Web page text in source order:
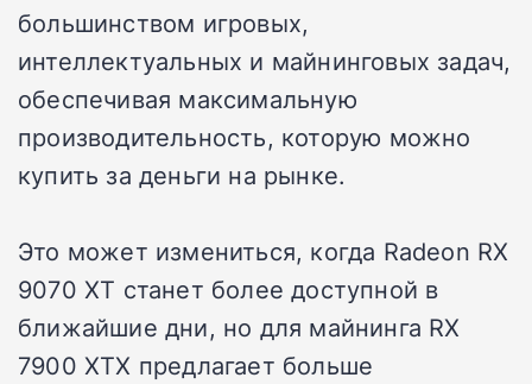
большинством игровых,
интеллектуальных и майнинговых задач,
обеспечивая максимальную
производительность, которую можно
купить за деньги на рынке.
Это может измениться, когда Radeon RX
9070 XT станет более доступной в
ближайшие дни, но для майнинга RX
7900 XTX предлагает больше